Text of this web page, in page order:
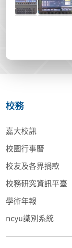
校務
嘉大校訊
校園行事曆
校友及各界捐款
校務研究資訊平臺
學術年報
ncyu識別系統